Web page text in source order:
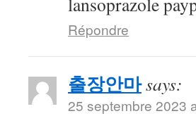
Répondre
출장안마says:
25 septembre 2023